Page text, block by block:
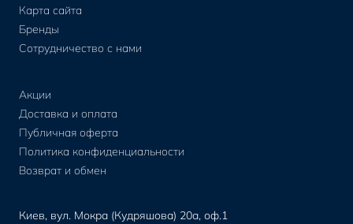
Карта сайта
Бренды
Сотрудничество с нами
Акции
Доставка и оплата
Публичная оферта
Политика конфиденциальности
Возврат и обмен
Киев, вул. Мокра (Кудряшова) 20а, оф.1